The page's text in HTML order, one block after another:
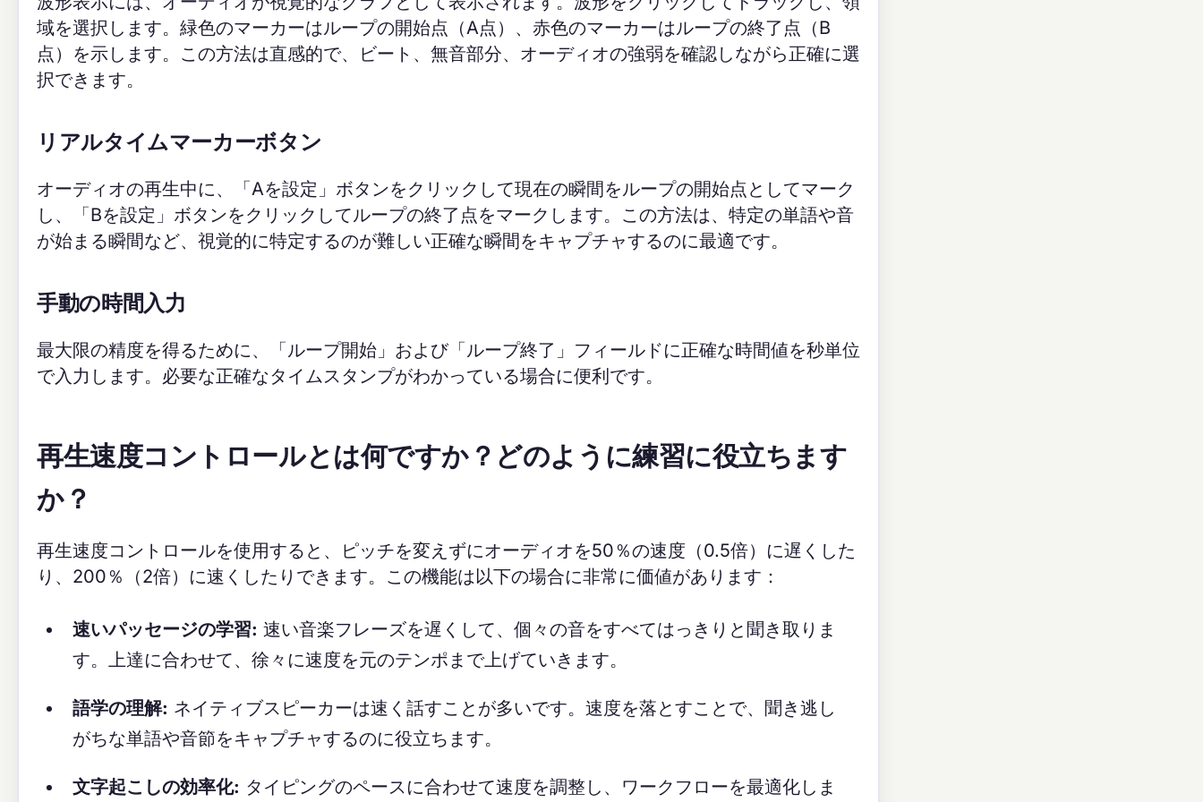
域を選択します。緑色のマーカーはループの開始点（A点）、赤色のマーカーはループの終了点（B
点）を示します。この方法は直感的で、ビート、無音部分、オーディオの強弱を確認しながら正確に選
択できます。
リアルタイムマーカーボタン
オーディオの再生中に、「Aを設定」ボタンをクリックして現在の瞬間をループの開始点としてマーク
し、「Bを設定」ボタンをクリックしてループの終了点をマークします。この方法は、特定の単語や音
が始まる瞬間など、視覚的に特定するのが難しい正確な瞬間をキャプチャするのに最適です。
手動の時間入力
最大限の精度を得るために、「ループ開始」および「ループ終了」フィールドに正確な時間値を秒単位
で入力します。必要な正確なタイムスタンプがわかっている場合に便利です。
再生速度コントロールとは何ですか？どのように練習に役立ちます
か？
再生速度コントロールを使用すると、ピッチを変えずにオーディオを50％の速度（0.5倍）に遅くした
り、200％（2倍）に速くしたりできます。この機能は以下の場合に非常に価値があります：
速いパッセージの学習: 速い音楽フレーズを遅くして、個々の音をすべてはっきりと聞き取りま
す。上達に合わせて、徐々に速度を元のテンポまで上げていきます。
語学の理解: ネイティブスピーカーは速く話すことが多いです。速度を落とすことで、聞き逃し
がちな単語や音節をキャプチャするのに役立ちます。
文字起こしの効率化: タイピングのペースに合わせて速度を調整し、ワークフローを最適化しま